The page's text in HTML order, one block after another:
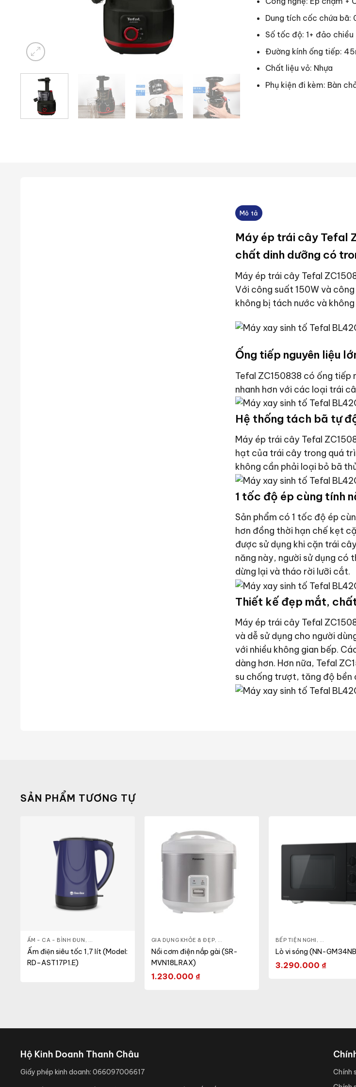
Dung tích cốc chứa bã:
Số tốc độ: 1+ đảo chiều
Đường kính ống tiếp:
Chất liệu vỏ: Nhựa
Phụ kiện đi kèm: Bàn
Mô tả
Máy ép trái cây Tefal
chất dinh dưỡng có
Máy ép trái cây Tefal
Với công suất 150W và
không bị tách nước và
Ống tiếp nguyên liệu
Tefal ZC150838 có ống tiếp
nhanh hơn với các loại trái
Hệ thống tách bã tự
Máy ép trái cây Tefal
hạt của trái cây trong quá
không cần phải loại bỏ bã
1 tốc độ ép cùng tính
Sản phẩm có 1 tốc độ ép
hơn đồng thời hạn chế kẹt
được sử dụng khi cặn trái
năng này, người sử dụng có
dừng lại và tháo rời lưỡi cắt.
Thiết kế đẹp mắt,
Máy ép trái cây Tefal
và dễ sử dụng cho người
với nhiều không gian bếp.
dàng hơn. Hơn nữa, Tefal
su chống trượt, tăng độ bền
SẢN PHẨM TƯƠNG TỰ
ẤM - CA - BÌNH ĐUN , GIA DỤNG KHỎE & ĐẸP ,NỒI - ẤM - CA - BÌNH
Ấm điện siêu tốc 1,7 lít (Model:
RD–AST17P1.E)
GIA DỤNG KHỎE & ĐẸP, NỒI - ẤM - CA - BÌNH,NỒI CƠM ĐIỆN
Nồi cơm điện nắp gài (SR-
MVN18LRAX)
1.230.000 ₫
BẾP TIỆN NGHI , GIA DỤNG
Lò vi sóng (NN-
3.290.000 ₫
- BÌNH,NỒI CƠM ĐIỆN
Hộ Kinh Doanh Thanh Châu
Giấy phép kinh doanh: 066097006617
Chính